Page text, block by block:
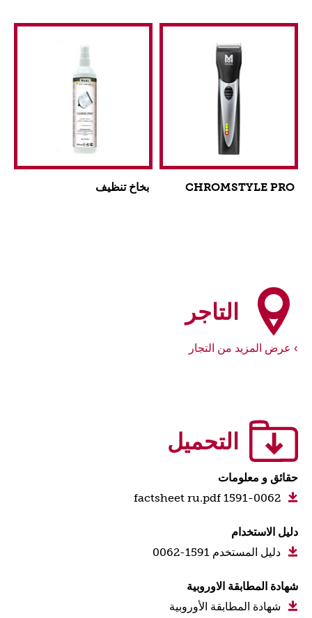
CHROMSTYLE PRO بخاخ تنظيف
التاجر
عرض المزيد من التجار
التحميل
حقائق و معلومات
1591-0062 factsheet ru.pdf
دليل الاستخدام
دليل المستخدم 1591-0062
شهادة المطابقة الاوروبية
شهادة المطابقة الأوروبية